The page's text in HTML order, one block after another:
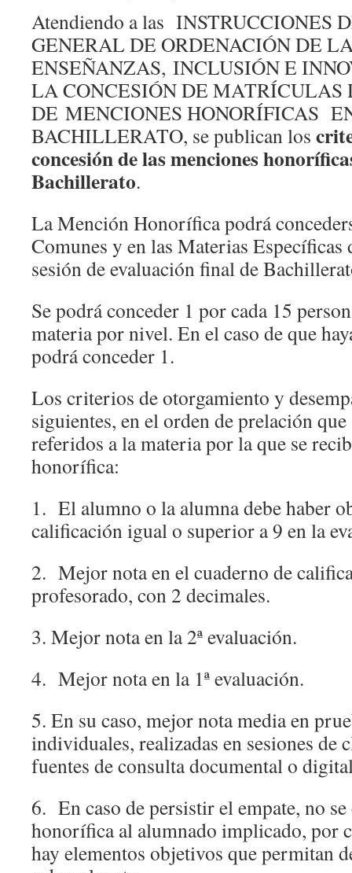
Atendiendo a las INSTRUCCIONES
GENERAL DE ORDENACIÓN DE
ENSEÑANZAS, INCLUSIÓN E
LA CONCESIÓN DE MATRÍCULAS
DE MENCIONES HONORÍFICAS
BACHILLERATO, se publican los
concesión de las menciones
Bachillerato.
La Mención Honorífica podrá
Comunes y en las Materias
sesión de evaluación final de
Se podrá conceder 1 por cada 15
materia por nivel. En el caso de que
podrá conceder 1.
Los criterios de otorgamiento y
siguientes, en el orden de prelación que
referidos a la materia por la que se
honorífica:
1. El alumno o la alumna debe haber
calificación igual o superior a 9 en la
2. Mejor nota en el cuaderno de
profesorado, con 2 decimales.
3. Mejor nota en la 2ª evaluación.
4. Mejor nota en la 1ª evaluación.
5. En su caso, mejor nota media en
individuales, realizadas en sesiones de
fuentes de consulta documental o
6. En caso de persistir el empate, no
honorífica al alumnado implicado, por
hay elementos objetivos que permitan